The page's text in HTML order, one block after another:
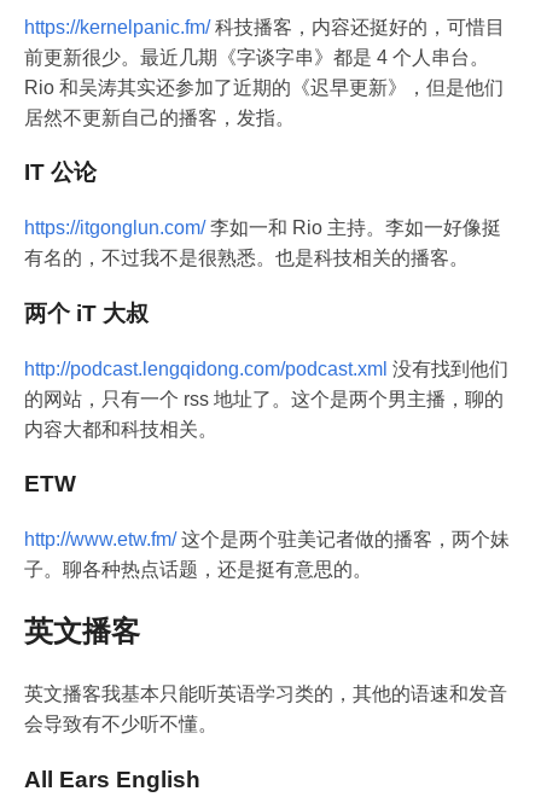
https://kernelpanic.fm/科技播客，内容还挺好的，可惜目
前更新很少。最近几期《字谈字串》都是 4 个人串台。
Rio 和吴涛其实还参加了近期的《迟早更新》，但是他们
居然不更新自己的播客，发指。
IT 公论
https://itgonglun.com/李如一和 Rio 主持。李如一好像挺
有名的，不过我不是很熟悉。也是科技相关的播客。
两个 iT 大叔
http://podcast.lengqidong.com/podcast.xml 没有找到他们
的网站，只有一个 rss 地址了。这个是两个男主播，聊的
内容大都和科技相关。
ETW
http://www.etw.fm/这个是两个驻美记者做的播客，两个妹
子。聊各种热点话题，还是挺有意思的。
英文播客
英文播客我基本只能听英语学习类的，其他的语速和发音
会导致有不少听不懂。
All Ears English